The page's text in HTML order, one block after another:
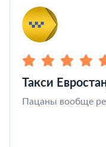
Такси
Пацаны вообще